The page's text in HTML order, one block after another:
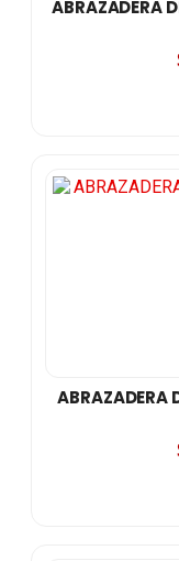
ABRAZADERA
ABRAZADERA